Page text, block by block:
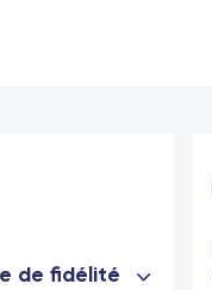
de fidélité